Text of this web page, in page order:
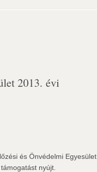
2013. évi
és Önvédelmi Egyesület
nyújt.